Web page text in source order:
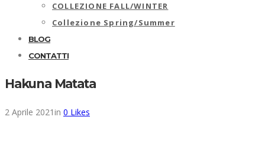
COLLEZIONE FALL/WINTER
Collezione Spring/Summer
BLOG
CONTATTI
Hakuna Matata
2 Aprile 2021 in 0 Likes